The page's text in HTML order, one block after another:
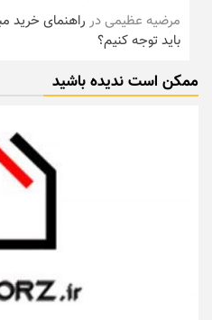
مرضیه عظیمیدر راهنمای خرید
باید توجه کنیم؟
ممکن است ندیده باشید